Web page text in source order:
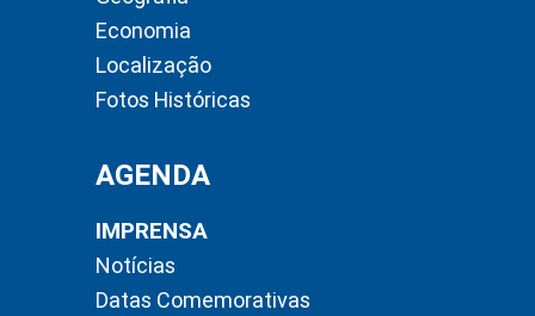
Economia
Localização
Fotos Históricas
AGENDA
IMPRENSA
Notícias
Datas Comemorativas